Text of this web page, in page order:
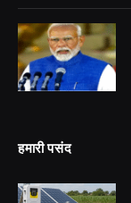
हमारी पसंद